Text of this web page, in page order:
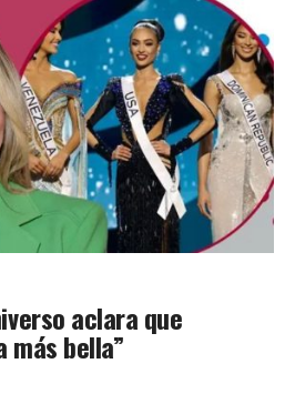
aclara que
más bella”